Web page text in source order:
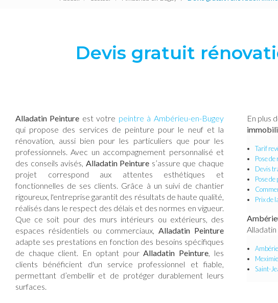
Devis gratuit
Alladatin Peinture est votre peintre à Ambérieu-en-Bugey
qui propose des services de peinture pour le neuf et la
rénovation, aussi bien pour les particuliers que pour les
professionnels. Avec un accompagnement personnalisé et
des conseils avisés, Alladatin Peinture s’assure que chaque
projet correspond aux attentes esthétiques et
fonctionnelles de ses clients. Grâce à un suivi de chantier
rigoureux, l'entreprise garantit des résultats de haute qualité,
réalisés dans le respect des délais et des normes en vigueur.
Que ce soit pour des murs intérieurs ou extérieurs, des
espaces résidentiels ou commerciaux, Alladatin Peinture
adapte ses prestations en fonction des besoins spécifiques
de chaque client. En optant pourAlladatin Peinture, les
clients bénéficient d'un service professionnel et fiable,
permettant d’embellir et de protéger durablement leurs
surfaces.
En plus
Tarif
Pose
Devis
Pose
Prix de
Saint-